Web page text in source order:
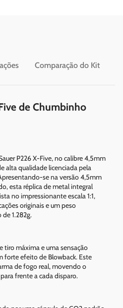
Comparação do Kit
de Chumbinho
P226 X-Five, no calibre 4,5mm
alta qualidade licenciada pela
se na versão 4,5mm
esta réplica de metal integral
no impressionante escala 1:1,
originais e um peso
1.282g.
tiro máxima e uma sensação
forte efeito de Blowback. Este
de fogo real, movendo o
frente a cada disparo.